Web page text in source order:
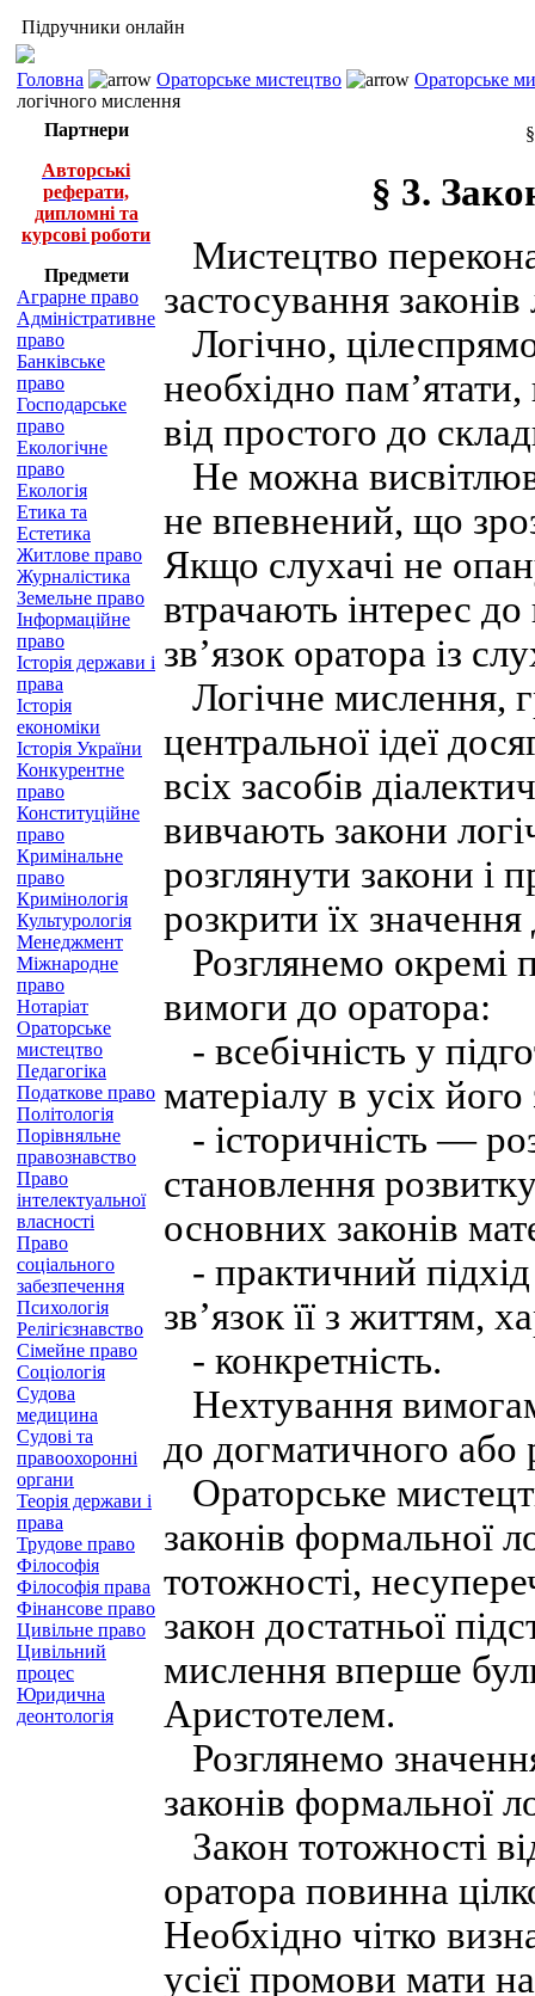
Підручники онлайн
Головна Ораторське мистецтво
Ораторське
логічного мислення
Партнери
Авторські
реферати,
дипломні та
курсові роботи
Предмети
Аграрне право
Адміністративне
право
Банківське
право
Господарське
право
Екологічне
право
Екологія
Етика та
Естетика
Житлове право
Журналістика
Земельне право
Інформаційне
право
Історія держави і
права
Історія
економіки
Історія України
Конкурентне
право
Конституційне
право
Кримінальне
право
Кримінологія
Культурологія
Менеджмент
Міжнародне
право
Нотаріат
Ораторське
мистецтво
Педагогіка
Податкове право
Політологія
Порівняльне
правознавство
Право
інтелектуальної
власності
Право
соціального
забезпечення
Психологія
Релігієзнавство
Сімейне право
Соціологія
Судова
медицина
Судові та
правоохоронні
органи
Теорія держави і
права
Трудове право
Філософія
Філософія права
Фінансове право
Цивільне право
Цивільний
процес
Юридична
деонтологія
§ 3.
Мистецтво
застосування
Логічно,
необхідно
від простого до
Не можна
не впевнений, що
Якщо слухачі не
втрачають інтерес
зв’язок оратора із
Логічне мислення,
центральної ідеї
всіх засобів
вивчають закони
розглянути закони і
розкрити їх
Розглянемо окремі
вимоги до оратора:
- всебічність у
матеріалу в усіх
- історичність —
становлення
основних законів
- практичний
зв’язок її з життям,
- конкретність.
Нехтування
до догматичного або
Ораторське
законів формальної
тотожності,
закон достатньої
мислення вперше
Аристотелем.
Розглянемо
законів формальної
Закон тотожності
оратора повинна
Необхідно чітко
усієї промови мати